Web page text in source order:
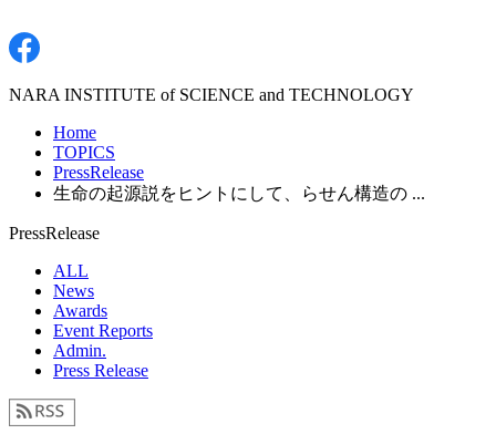
NARA INSTITUTE of SCIENCE and TECHNOLOGY
Home
TOPICS
PressRelease
生命の起源説をヒントにして、らせん構造の ...
PressRelease
ALL
News
Awards
Event Reports
Admin.
Press Release